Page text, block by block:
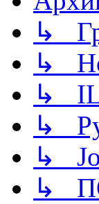
↳
↳
↳
↳
↳
↳